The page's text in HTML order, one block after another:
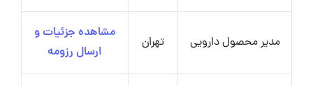
مدیر محصول دارویی تهران
مشاهده جزئیات و
ارسال رزومه